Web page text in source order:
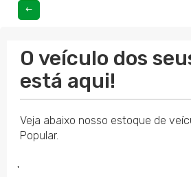
O veículo dos
está aqui!
Veja abaixo nosso estoque de
Popular.
'